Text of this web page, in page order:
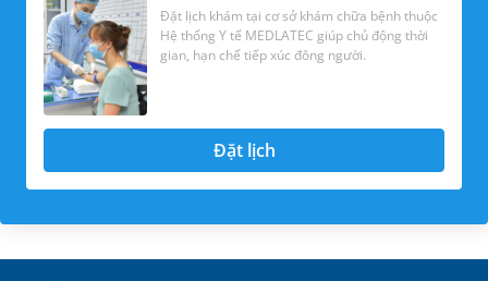
Đặt lịch khám tại cơ sở khám chữa bệnh thuộc
Hệ thống Y tế MEDLATEC giúp chủ động thời
gian, hạn chế tiếp xúc đông người.
Đặt lịch